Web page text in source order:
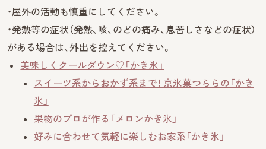
・屋外の活動も慎重にしてください。
・発熱等の症状（発熱、咳、のどの痛み、息苦しさなどの症状）
がある場合は、外出を控えてください。
美味しくクールダウン♡「かき氷」
スイーツ系からおかず系まで！ 京氷菓つららの「かき
氷」
果物のプロが作る「メロンかき氷」
好みに合わせて気軽に楽しむお家系「かき氷」